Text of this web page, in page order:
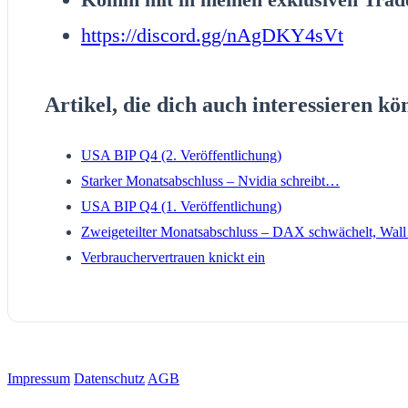
https://discord.gg/nAgDKY4sVt
Artikel, die dich auch interessieren
USA BIP Q4 (2. Veröffentlichung)
Starker Monatsabschluss – Nvidia schreibt…
USA BIP Q4 (1. Veröffentlichung)
Zweigeteilter Monatsabschluss – DAX schwächelt,
Verbrauchervertrauen knickt ein
Impressum Datenschutz AGB